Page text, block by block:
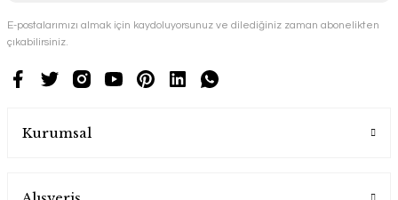
E-postalarımızı almak için kaydoluyorsunuz ve dilediğiniz zaman abonelikten
çıkabilirsiniz.
Kurumsal